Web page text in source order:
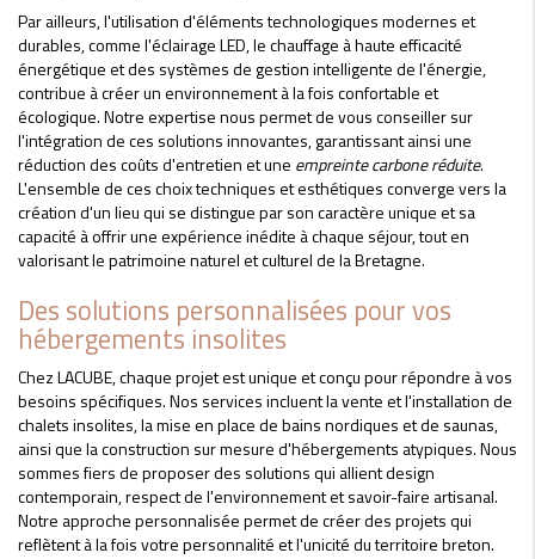
Par ailleurs, l'utilisation d'éléments technologiques modernes et
durables, comme l'éclairage LED, le chauffage à haute efficacité
énergétique et des systèmes de gestion intelligente de l'énergie,
contribue à créer un environnement à la fois confortable et
écologique. Notre expertise nous permet de vous conseiller sur
l'intégration de ces solutions innovantes, garantissant ainsi une
réduction des coûts d'entretien et une empreinte carbone réduite.
L'ensemble de ces choix techniques et esthétiques converge vers la
création d'un lieu qui se distingue par son caractère unique et sa
capacité à offrir une expérience inédite à chaque séjour, tout en
valorisant le patrimoine naturel et culturel de la Bretagne.
Des solutions personnalisées pour vos
hébergements insolites
Chez LACUBE, chaque projet est unique et conçu pour répondre à vos
besoins spécifiques. Nos services incluent la vente et l'installation de
chalets insolites, la mise en place de bains nordiques et de saunas,
ainsi que la construction sur mesure d'hébergements atypiques. Nous
sommes fiers de proposer des solutions qui allient design
contemporain, respect de l'environnement et savoir-faire artisanal.
Notre approche personnalisée permet de créer des projets qui
reflètent à la fois votre personnalité et l'unicité du territoire breton.